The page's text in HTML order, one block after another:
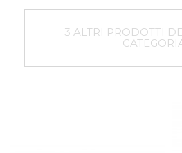
3 ALTRI PRODOTTI